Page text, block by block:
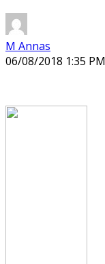
M Annas
06/08/2018 1:35 PM